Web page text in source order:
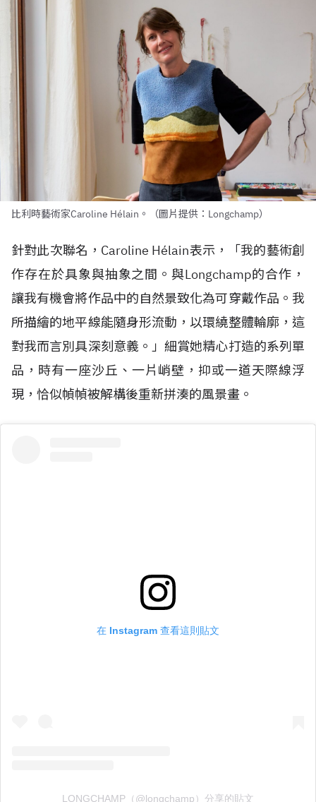
比利時藝術家Caroline Hélain。（圖片提供：Longchamp）
針對此次聯名，Caroline Hélain表示，「我的藝術創
作存在於具象與抽象之間。與Longchamp的合作，
讓我有機會將作品中的自然景致化為可穿戴作品。我
所描繪的地平線能隨身形流動，以環繞整體輪廓，這
對我而言別具深刻意義。」細賞她精心打造的系列單
品，時有一座沙丘、一片峭壁，抑或一道天際線浮
現，恰似幀幀被解構後重新拼湊的風景畫。
在 Instagram 查看這則貼文
LONGCHAMP（@longchamp）分享的貼文